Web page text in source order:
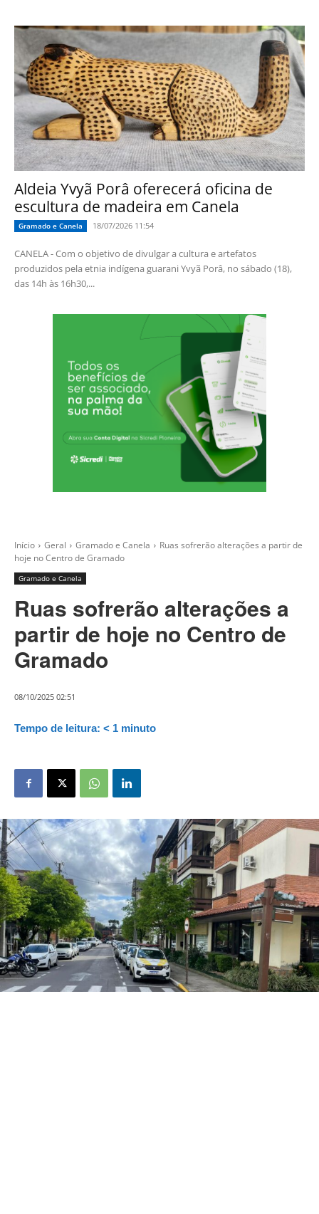
Aldeia Yvyã Porâ oferecerá oficina de
escultura de madeira em Canela
Gramado e Canela 18/07/2026 11:54
CANELA - Com o objetivo de divulgar a cultura e artefatos
produzidos pela etnia indígena guarani Yvyã Porâ, no sábado (18),
das 14h às 16h30,...